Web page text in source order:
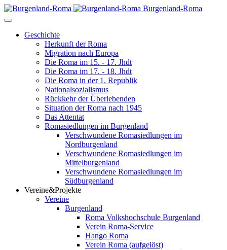
Burgenland-Roma
Geschichte
Herkunft der Roma
Migration nach Europa
Die Roma im 15. - 17. Jhdt
Die Roma im 17. - 18. Jhdt
Die Roma in der 1. Republik
Nationalsozialismus
Rückkehr der Überlebenden
Situation der Roma nach 1945
Das Attentat
Romasiedlungen im Burgenland
Verschwundene Romasiedlungen im
Nordburgenland
Verschwundene Romasiedlungen im
Mittelburgenland
Verschwundene Romasiedlungen im
Südburgenland
Vereine&Projekte
Vereine
Burgenland
Roma Volkshochschule Burgenland
Verein Roma-Service
Hango Roma
Verein Roma (aufgelöst)